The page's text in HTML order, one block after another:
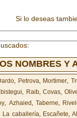
Si lo deseas
NOMBRES Y
, Petrova, Mortimer,
, Raib, Covas,
, Azhaied, Taberne,
La caballería, Escañete,